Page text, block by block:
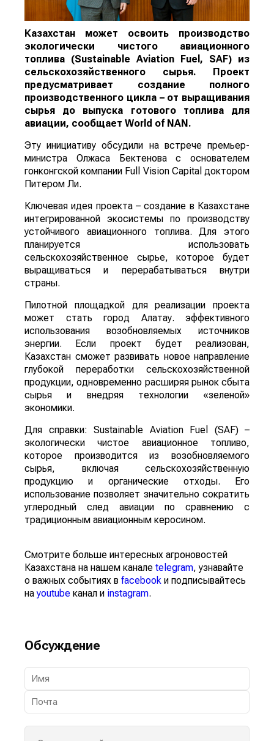
Казахстан может освоить производство
экологически чистого авиационного
топлива (Sustainable Aviation Fuel, SAF) из
сельскохозяйственного сырья. Проект
предусматривает создание полного
производственного цикла – от выращивания
сырья до выпуска готового топлива для
авиации, сообщает World of NAN.
Эту инициативу обсудили на встрече премьер-
министра Олжаса Бектенова с основателем
гонконгской компании Full Vision Capital доктором
Питером Ли.
Ключевая идея проекта – создание в Казахстане
интегрированной экосистемы по производству
устойчивого авиационного топлива. Для этого
планируется использовать
сельскохозяйственное сырье, которое будет
выращиваться и перерабатываться внутри
страны.
Пилотной площадкой для реализации проекта
может стать город Алатау. эффективного
использования возобновляемых источников
энергии. Если проект будет реализован,
Казахстан сможет развивать новое направление
глубокой переработки сельскохозяйственной
продукции, одновременно расширяя рынок сбыта
сырья и внедряя технологии «зеленой»
экономики.
Для справки: Sustainable Aviation Fuel (SAF) –
экологически чистое авиационное топливо,
которое производится из возобновляемого
сырья, включая сельскохозяйственную
продукцию и органические отходы. Его
использование позволяет значительно сократить
углеродный след авиации по сравнению с
традиционным авиационным керосином.
Смотрите больше интересных агроновостей
Казахстана на нашем канале telegram, узнавайте
о важных событиях в facebook и подписывайтесь
наyoutube канал и instagram.
Обсуждение